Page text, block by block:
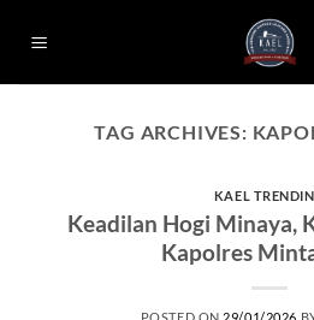
TAG ARCHIVES:
KAEL
Keadilan Hogi Minaya,
Kapolres
POSTED ON 29/01/2026